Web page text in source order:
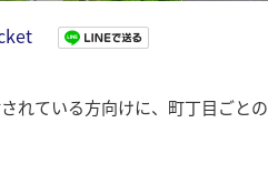
れている方向けに、町丁目ごとの